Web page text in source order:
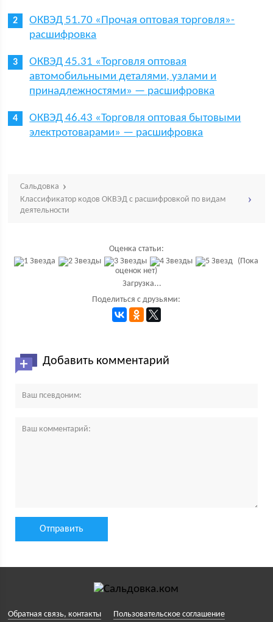
ОКВЭД 51.70 «Прочая оптовая торговля»-
расшифровка
ОКВЭД 45.31 «Торговля оптовая
автомобильными деталями, узлами и
принадлежностями» — расшифровка
ОКВЭД 46.43 «Торговля оптовая бытовыми
электротоварами» — расшифровка
Сальдовка
Классификатор кодов ОКВЭД с расшифровкой по видам
деятельности
Оценка статьи:
(Пока
оценок нет)
Загрузка...
Поделиться с друзьями:
Добавить комментарий
Обратная связь, контакты Пользовательское соглашение